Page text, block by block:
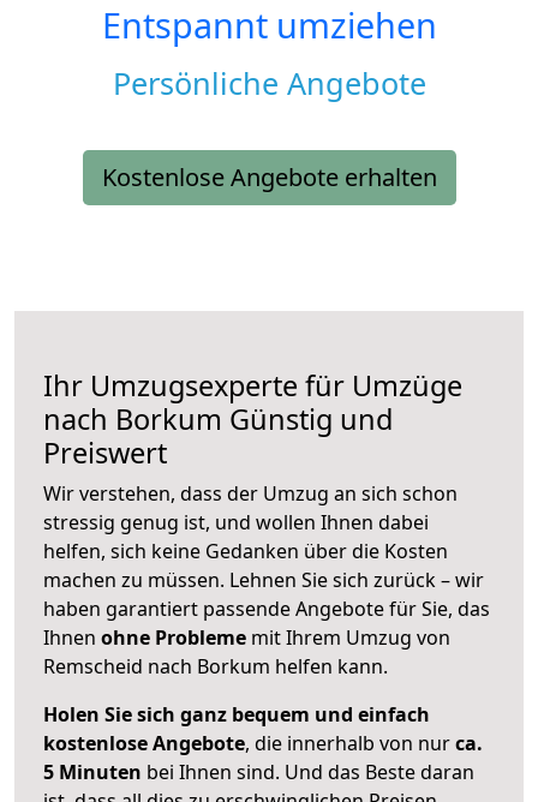
Entspannt umziehen
Persönliche Angebote
Kostenlose Angebote erhalten
Ihr Umzugsexperte für Umzüge
nach Borkum Günstig und
Preiswert
Wir verstehen, dass der Umzug an sich schon
stressig genug ist, und wollen Ihnen dabei
helfen, sich keine Gedanken über die Kosten
machen zu müssen. Lehnen Sie sich zurück – wir
haben garantiert passende Angebote für Sie, das
Ihnen ohne Probleme mit Ihrem Umzug von
Remscheid nach Borkum helfen kann.
Holen Sie sich ganz bequem und einfach
kostenlose Angebote, die innerhalb von nurca.
5 Minuten bei Ihnen sind. Und das Beste daran